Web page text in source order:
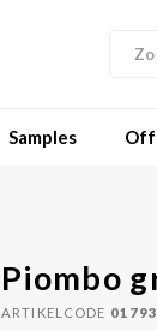
Samples
Piombo
ARTIKELCODE